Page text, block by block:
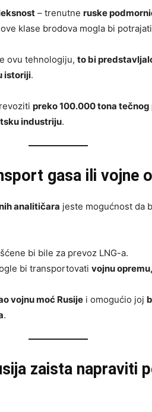
– trenutne ruske
klase brodova mogla bi potrajati
ovu tehnologiju, to bi
istoriji.
preko 100.000 tona
industriju.
gasa ili vojne
analitičara jeste mogućnost da
bi bile za prevoz LNG-a.
bi transportovati vojnu
vojnu moć Rusije i omogućio joj
.
zaista napraviti